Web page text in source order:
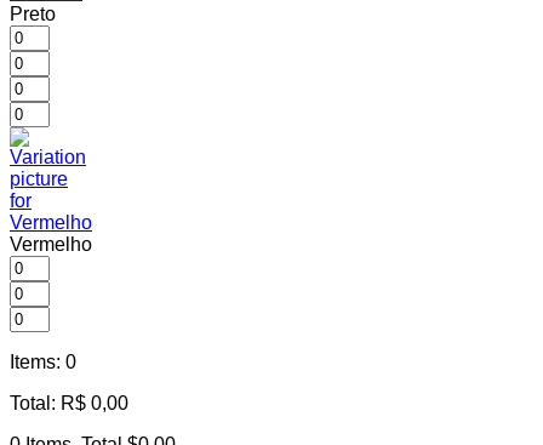
Preto
Vermelho
Items: 0
Total : R$ 0,00